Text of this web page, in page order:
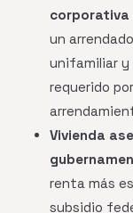
corporativa
un
unifamiliar y
requerido
Vivienda
renta más
subsidio